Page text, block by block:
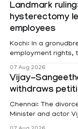
Landmark
hysterectomy
employees
Kochi: In a
employment rights,
projects are eligible
hysterectomy
(KSR). The court noted that since essential benefits like
maternity
07 Aug 2026
Vijay-
withdraws
Chennai: The
Minister and actor